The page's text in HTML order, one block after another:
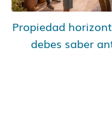
Propiedad
debes saber